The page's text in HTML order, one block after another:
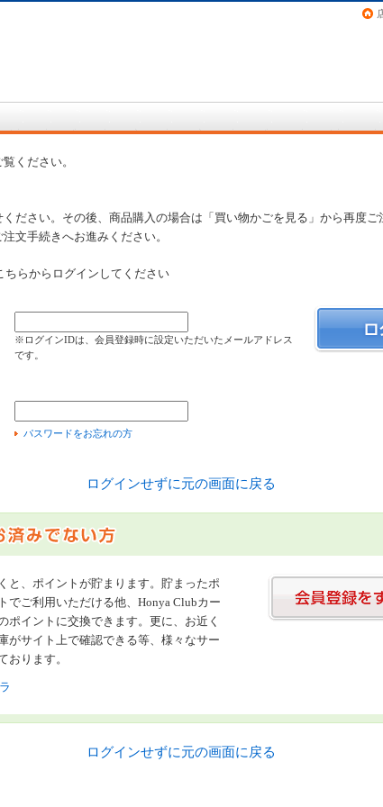
覧ください。
ださい。その後、商品購入の場合は「買い物かごを見る」から再度ご
文手続きへお進みください。
ちらからログインしてください
※ログインIDは、会員登録時に設定いただいたメールアドレス
です。
パスワードをお忘れの方
ログインせずに元の画面に戻る
と、ポイントが貯まります。貯まったポ
でご利用いただける他、Honya Clubカー
ポイントに交換できます。更に、お近く
がサイト上で確認できる等、様々なサー
おります。
ログインせずに元の画面に戻る